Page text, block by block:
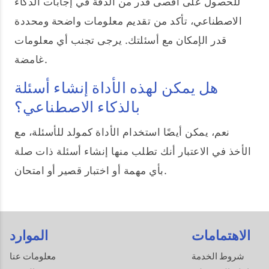
الاصطناعي، تأكد من تقديم معلومات واضحة ومحددة
قدر الإمكان مع أسئلتك. يرجى تجنب أي معلومات
غامضة.
هل يمكن لهذه الأداة إنشاء أسئلة
بالذكاء الاصطناعي؟
نعم، يمكن أيضًا استخدام الأداة كمولد للأسئلة، مع
الأخذ في الاعتبار أنك تطلب منها إنشاء أسئلة ذات صلة
بأي مهمة أو اختبار قصير أو امتحان.
الموارد
معلومات عنا
الاهتمامات
شروط الخدمة